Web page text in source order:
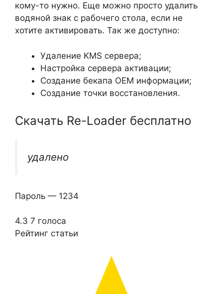
кому-то нужно. Еще можно просто удалить
водяной знак с рабочего стола, если не
хотите активировать. Так же доступно:
Удаление KMS сервера;
Настройка сервера активации;
Создание бекапа OEM информации;
Создание точки восстановления.
Скачать Re-Loader бесплатно
удалено
Пароль — 1234
4.3 7 голоса
Рейтинг статьи